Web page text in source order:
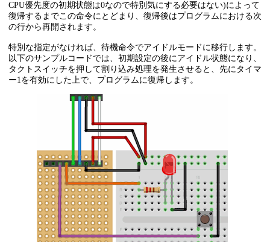
CPU優先度の初期状態は0なので特別気にする必要はない)によって
復帰するまでこの命令にとどまり、復帰後はプログラムにおける次
の行から再開されます。
特別な指定がなければ、待機命令でアイドルモードに移行します。
以下のサンプルコードでは、初期設定の後にアイドル状態になり、
タクトスイッチを押して割り込み処理を発生させると、先にタイマ
ー1を有効にした上で、プログラムに復帰します。